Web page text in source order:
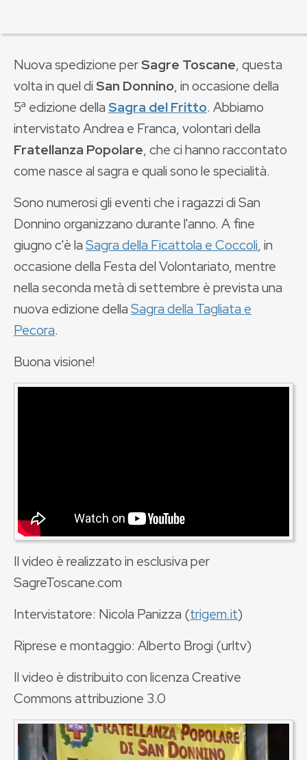
Nuova spedizione perSagre Toscane, questa
volta in quel diSan Donnino, in occasione della
5ª edizione dellaSagra del Fritto. Abbiamo
intervistato Andrea e Franca, volontari della
Fratellanza Popolare, che ci hanno raccontato
come nasce al sagra e quali sono le specialità.
Sono numerosi gli eventi che i ragazzi di San
Donnino organizzano durante l'anno. A fine
giugno c'è laSagra della Ficattola e Coccoli, in
occasione della Festa del Volontariato, mentre
nella seconda metà di settembre è prevista una
nuova edizione dellaSagra della Tagliata e
Pecora.
Buona visione!
Il video è realizzato in esclusiva per
SagreToscane.com
Intervistatore: Nicola Panizza (trigem.it)
Riprese e montaggio: Alberto Brogi (urltv)
Il video è distribuito con licenza Creative
Commons attribuzione 3.0